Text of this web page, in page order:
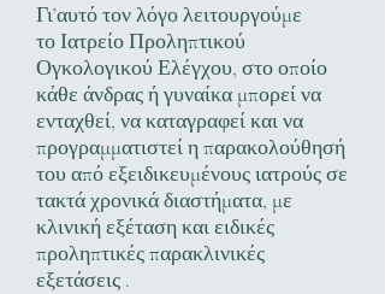
Γι’αυτό τον λόγο λειτουργούμε
το Ιατρείο Προληπτικού
Ογκολογικού Ελέγχου, στο οποίο
κάθε άνδρας ή γυναίκα μπορεί να
ενταχθεί, να καταγραφεί και να
προγραμματιστεί η παρακολούθησή
του από εξειδικευμένους ιατρούς σε
τακτά χρονικά διαστήματα, με
κλινική εξέταση και ειδικές
προληπτικές παρακλινικές
εξετάσεις .